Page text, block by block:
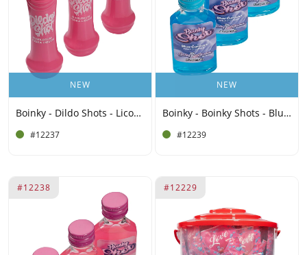
NEW
Boinky - Dildo Shots - Licor de vodka con sabor a chicle – 10 % vol. – 10x 20 ml
#12237
NEW
Boinky - Boinky Shots - Blue Curacao - 14,5% vol. - 10x 20 ml
#12239
#12238 #12229